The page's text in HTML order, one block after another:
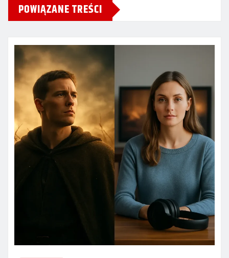
POWIĄZANE TREŚCI